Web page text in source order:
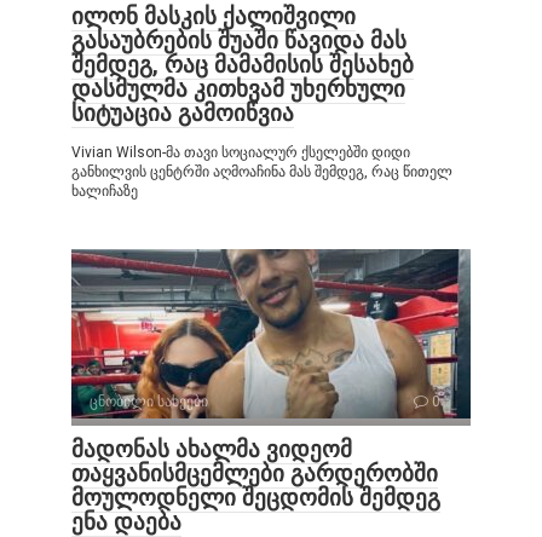
ილონ მასკის ქალიშვილი
გასაუბრების შუაში წავიდა მას
შემდეგ, რაც მამამისის შესახებ
დასმულმა კითხვამ უხერხული
სიტუაცია გამოიწვია
Vivian Wilson-მა თავი სოციალურ ქსელებში დიდი
განხილვის ცენტრში აღმოაჩინა მას შემდეგ, რაც წითელ
ხალიჩაზე
ცნობილი სახეები 0
მადონას ახალმა ვიდეომ
თაყვანისმცემლები გარდერობში
მოულოდნელი შეცდომის შემდეგ
ენა დაება